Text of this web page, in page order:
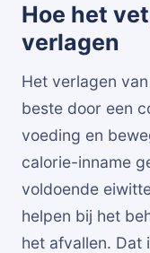
Hoe het
verlagen
Het verlagen
beste door een
voeding en
calorie-inname
voldoende
helpen bij het
het afvallen. Dat